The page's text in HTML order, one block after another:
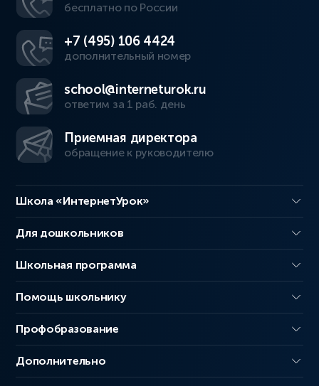
бесплатно по России
+7 (495) 106 4424
дополнительный номер
school@interneturok.ru
ответим за 1 раб. день
Приемная директора
обращение к руководителю
Школа «ИнтернетУрок»
Для дошкольников
Школьная программа
Помощь школьнику
Профобразование
Дополнительно